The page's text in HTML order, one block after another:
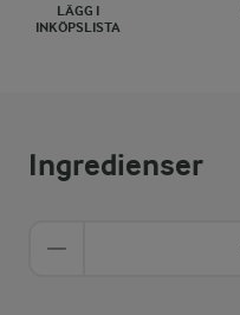
LÄGG I
INKÖPSLISTA
Ingredienser